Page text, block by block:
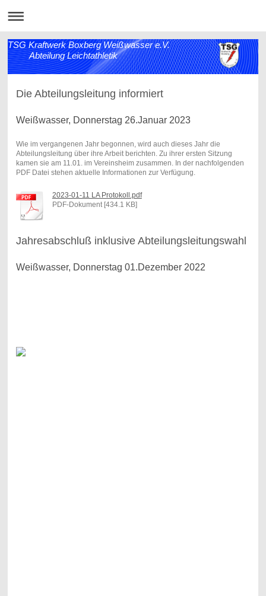
TSG Kraftwerk Boxberg Weißwasser e.V.
Abteilung Leichtathletik
Die Abteilungsleitung informiert
Weißwasser, Donnerstag 26.Januar 2023
Wie im vergangenen Jahr begonnen, wird auch dieses Jahr die
Abteilungsleitung über ihre Arbeit berichten. Zu ihrer ersten Sitzung
kamen sie am 11.01. im Vereinsheim zusammen. In der nachfolgenden
PDF Datei stehen aktuelle Informationen zur Verfügung.
2023-01-11 LA Protokoll.pdf
PDF-Dokument [434.1 KB]
Jahresabschluß inklusive Abteilungsleitungswahl
Weißwasser, Donnerstag 01.Dezember 2022